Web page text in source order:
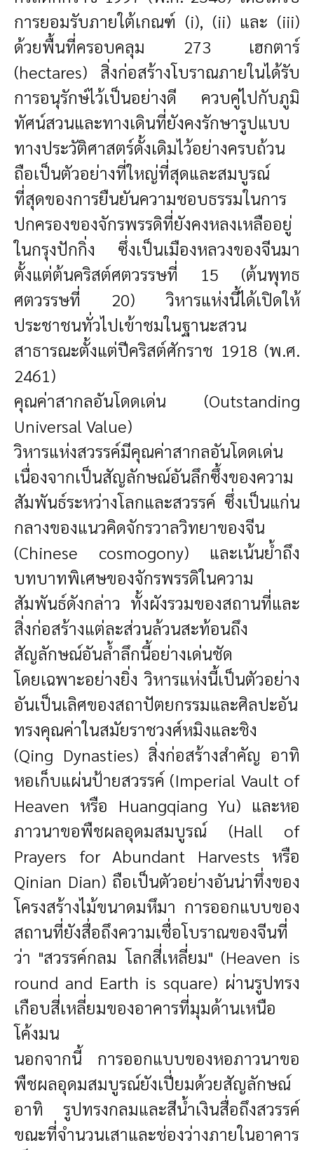
การยอมรับภายใต้เกณฑ์ (i), (ii) และ (iii)
ด้วยพื้นที่ครอบคลุม 273 เฮกตาร์
(hectares) สิ่งก่อสร้างโบราณภายในได้รับ
การอนุรักษ์ไว้เป็นอย่างดี ควบคู่ไปกับภูมิ
ทัศน์สวนและทางเดินที่ยังคงรักษารูปแบบ
ทางประวัติศาสตร์ดั้งเดิมไว้อย่างครบถ้วน
ถือเป็นตัวอย่างที่ใหญ่ที่สุดและสมบูรณ์
ที่สุดของการยืนยันความชอบธรรมในการ
ปกครองของจักรพรรดิที่ยังคงหลงเหลืออยู่
ในกรุงปักกิ่ง ซึ่งเป็นเมืองหลวงของจีนมา
ตั้งแต่ต้นคริสต์ศตวรรษที่ 15 (ต้นพุทธ
ศตวรรษที่ 20) วิหารแห่งนี้ได้เปิดให้
ประชาชนทั่วไปเข้าชมในฐานะสวน
สาธารณะตั้งแต่ปีคริสต์ศักราช 1918 (พ.ศ.
2461)
คุณค่าสากลอันโดดเด่น (Outstanding
Universal Value)
วิหารแห่งสวรรค์มีคุณค่าสากลอันโดดเด่น
เนื่องจากเป็นสัญลักษณ์อันลึกซึ้งของความ
สัมพันธ์ระหว่างโลกและสวรรค์ ซึ่งเป็นแก่น
กลางของแนวคิดจักรวาลวิทยาของจีน
(Chinese cosmogony) และเน้นย้ำถึง
บทบาทพิเศษของจักรพรรดิในความ
สัมพันธ์ดังกล่าว ทั้งผังรวมของสถานที่และ
สิ่งก่อสร้างแต่ละส่วนล้วนสะท้อนถึง
สัญลักษณ์อันล้ำลึกนี้อย่างเด่นชัด
โดยเฉพาะอย่างยิ่ง วิหารแห่งนี้เป็นตัวอย่าง
อันเป็นเลิศของสถาปัตยกรรมและศิลปะอัน
ทรงคุณค่าในสมัยราชวงศ์หมิงและชิง
(Qing Dynasties) สิ่งก่อสร้างสำคัญ อาทิ
หอเก็บแผ่นป้ายสวรรค์ (Imperial Vault of
Heaven หรือ Huangqiang Yu) และหอ
ภาวนาขอพืชผลอุดมสมบูรณ์ (Hall of
Prayers for Abundant Harvests หรือ
Qinian Dian) ถือเป็นตัวอย่างอันน่าทึ่งของ
โครงสร้างไม้ขนาดมหึมา การออกแบบของ
สถานที่ยังสื่อถึงความเชื่อโบราณของจีนที่
ว่า "สวรรค์กลม โลกสี่เหลี่ยม" (Heaven is
round and Earth is square) ผ่านรูปทรง
เกือบสี่เหลี่ยมของอาคารที่มุมด้านเหนือ
โค้งมน
นอกจากนี้ การออกแบบของหอภาวนาขอ
พืชผลอุดมสมบูรณ์ยังเปี่ยมด้วยสัญลักษณ์
อาทิ รูปทรงกลมและสีน้ำเงินสื่อถึงสวรรค์
ขณะที่จำนวนเสาและช่องว่างภายในอาคาร